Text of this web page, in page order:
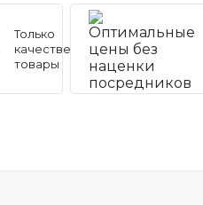
Только
качественные
товары